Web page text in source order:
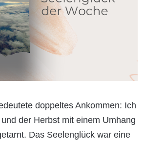
doppeltes Ankommen: Ich
der Herbst mit einem Umhang
Das Seelenglück war eine